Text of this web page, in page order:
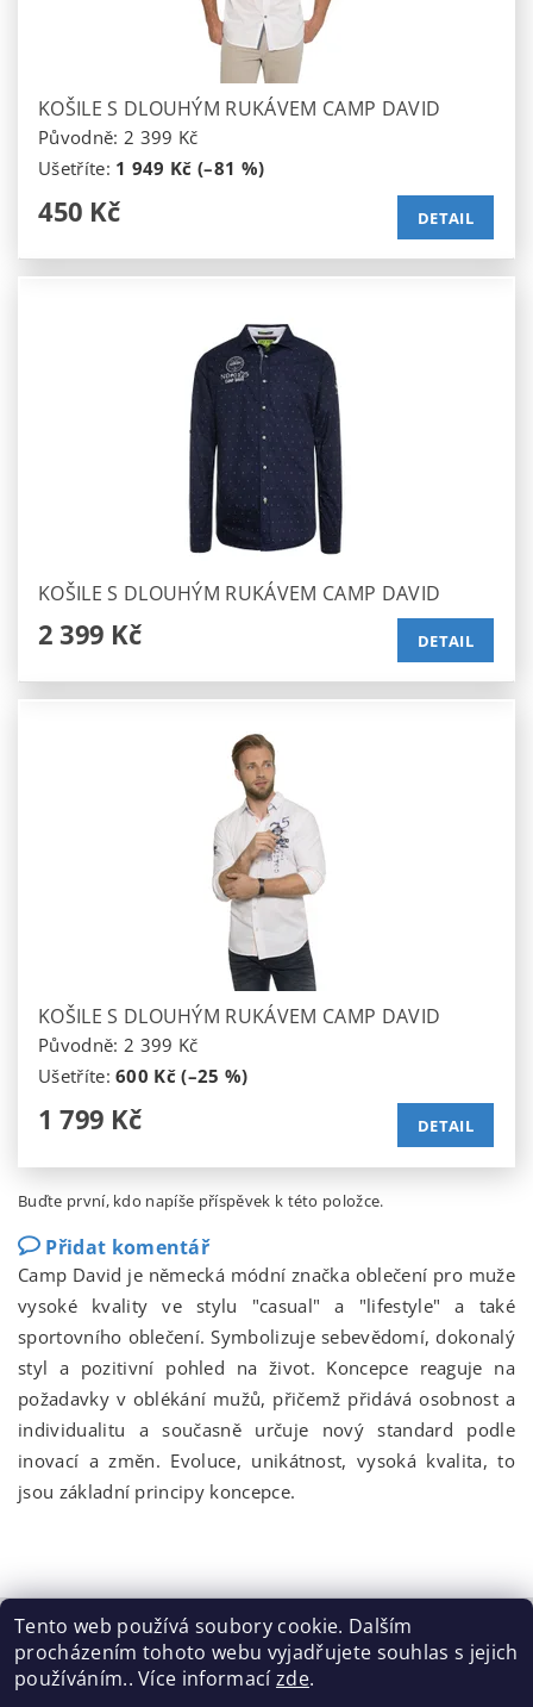
KOŠILE S DLOUHÝM RUKÁVEM CAMP DAVID
Původně: 2 399 Kč
Ušetříte: 1 949 Kč (–81 %)
450 Kč DETAIL
KOŠILE S DLOUHÝM RUKÁVEM CAMP DAVID
2 399 Kč DETAIL
KOŠILE S DLOUHÝM RUKÁVEM CAMP DAVID
Původně: 2 399 Kč
Ušetříte:600 Kč (–25 %)
1 799 Kč DETAIL
Buďte první, kdo napíše příspěvek k této položce.
Přidat komentář
Camp David je německá módní značka oblečení pro muže
vysoké kvality ve stylu "casual" a "lifestyle" a také
sportovního oblečení. Symbolizuje sebevědomí, dokonalý
styl a pozitivní pohled na život. Koncepce reaguje na
požadavky v oblékání mužů, přičemž přidává osobnost a
individualitu a současně určuje nový standard podle
inovací a změn. Evoluce, unikátnost, vysoká kvalita, to
jsou základní principy koncepce.
Tabulka velikostí | Doprava a Platba | Blog |
Podmínky ochrany osobních údajů |
Výměna / vrácení zboží
Tento web používá soubory cookie. Dalším
procházením tohoto webu vyjadřujete souhlas s jejich
používáním.. Více informacízde.